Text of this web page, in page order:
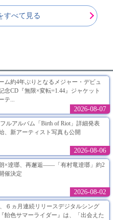
すべて見る
ム約4年ぶりとなるメジャー・デビュ
念CD『無限×変転=1.44』ジャケット
テ...
2026-08-07
ルアルバム「Birth of Riot」詳細発表
、新アーティスト写真も公開
2026-08-06
×逹瑯、再邂逅――「有村竜逹瑯」約2
催決定
2026-08-02
６ヵ月連続リリースデジタルシング
飴色サマーライダー』は、「出会えた